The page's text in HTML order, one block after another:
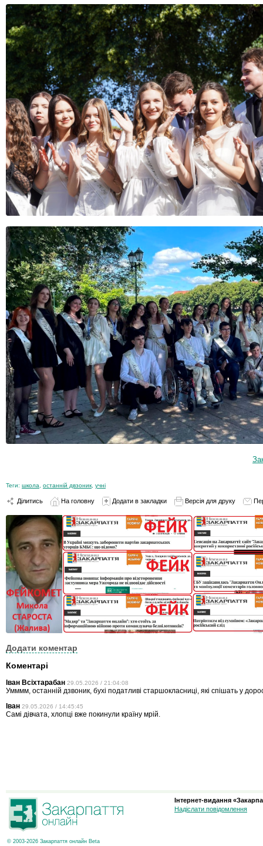
Теги: школа останній двзоник учні
Ділитись На головну Додати в закладки Версія для друку
Додати коментар
Коментарі
Іван Всіхтарабан 29.05.2026 / 21:04:08
Умммм, останній дзвоник, бухі податливі старшокласниці, які спішать у
Іван 29.05.2026 / 14:45:45
Самі дівчата, хлопці вже покинули країну мрій.
© 2003-2026 Закарпаття онлайн Beta
Інтернет-видання
Надіслати повідомлення